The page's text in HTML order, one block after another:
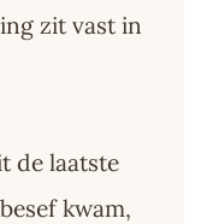
zit vast in
de laatste
kwam,